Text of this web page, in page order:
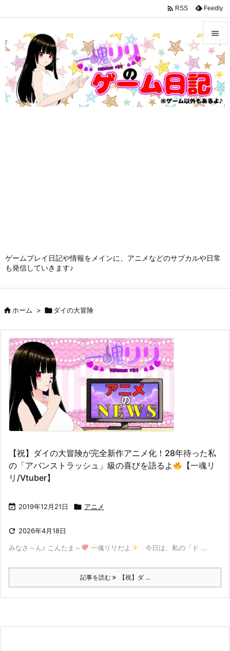
google-site-verification: googleffbc969efee6c755.html
ゲームプレイ日記や情報をメインに、アニメなどのサブカルや日常
も発信していきます♪


メニュ

サイド

 RSS Feedly
ホーム > ダイの大冒険
【祝】ダイの大冒険が完全新作アニメ化！28年待った私
の「アバンストラッシュ」級の喜びを語るよ
【一魂リ
リ/Vtuber】
 2019年12月21日  アニメ
 2026年4月18日
みなさ～ん♪ こんたま～ 一魂リリだよ 今日は、私の「ド ...
記事を読む 【祝】ダ ...